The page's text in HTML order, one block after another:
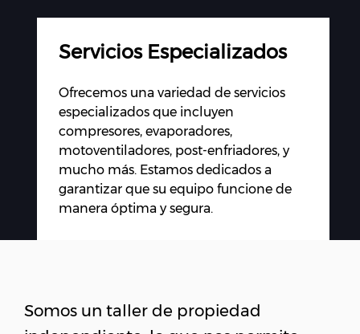
Servicios Especializados
Ofrecemos una variedad de servicios
especializados que incluyen
compresores, evaporadores,
motoventiladores, post-enfriadores, y
mucho más. Estamos dedicados a
garantizar que su equipo funcione de
manera óptima y segura.
Somos un taller de propiedad